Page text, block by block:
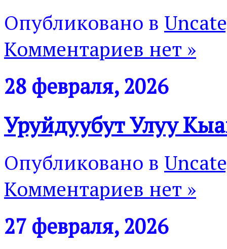
Опубликовано в
Комментариев нет »
28 февраля, 2026
Уруйдуубут Улуу
Опубликовано в
Комментариев нет »
27 февраля, 2026